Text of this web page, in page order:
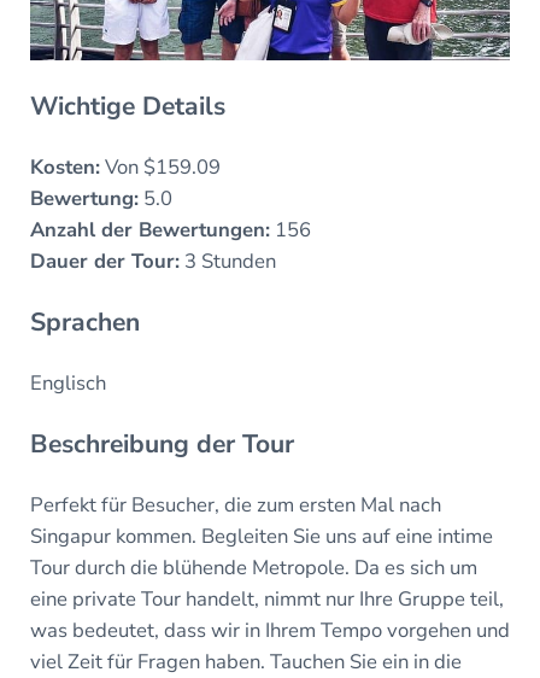
Wichtige Details
Kosten:Von $159.09
Bewertung:5.0
Anzahl der Bewertungen:156
Dauer der Tour:3 Stunden
Sprachen
Englisch
Beschreibung der Tour
Perfekt für Besucher, die zum ersten Mal nach
Singapur kommen. Begleiten Sie uns auf eine intime
Tour durch die blühende Metropole. Da es sich um
eine private Tour handelt, nimmt nur Ihre Gruppe teil,
was bedeutet, dass wir in Ihrem Tempo vorgehen und
viel Zeit für Fragen haben. Tauchen Sie ein in die